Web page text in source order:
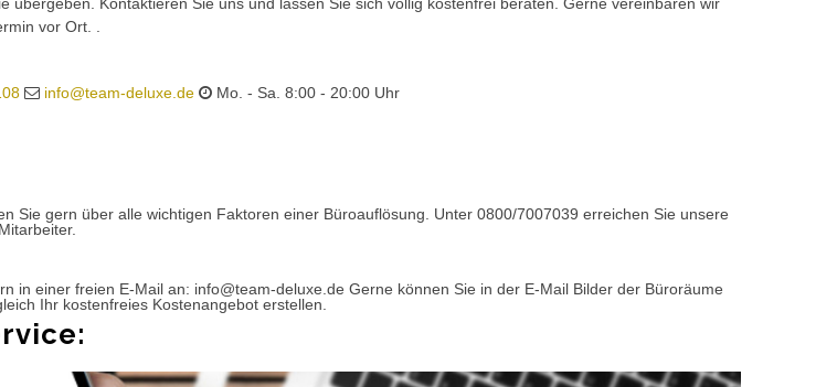
vor Ort. .
info@team-deluxe.de Mo. - Sa. 8:00 - 20:00 Uhr
Sie gern über alle wichtigen Faktoren einer Büroauflösung. Unter 0800/7007039 erreichen Sie unsere
in einer freien E-Mail an: info@team-deluxe.de Gerne können Sie in der E-Mail Bilder der Büroräume
Ihr kostenfreies Kostenangebot erstellen.